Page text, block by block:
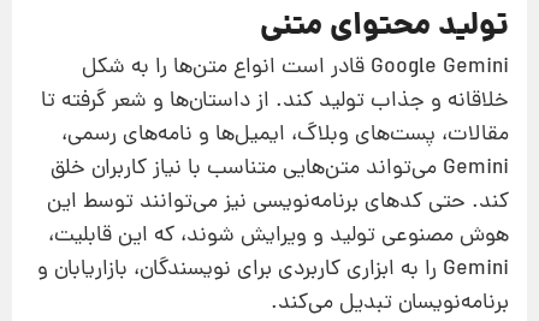
تولید محتوای متنی
Google Gemini قادر است انواع متن‌ها را به شکل
خلاقانه و جذاب تولید کند. از داستان‌ها و شعر گرفته تا
مقالات، پست‌های وبلاگ، ایمیل‌ها و نامه‌های رسمی،
Gemini می‌تواند متن‌هایی متناسب با نیاز کاربران خلق
کند. حتی کدهای برنامه‌نویسی نیز می‌توانند توسط این
هوش مصنوعی تولید و ویرایش شوند، که این قابلیت،
Gemini را به ابزاری کاربردی برای نویسندگان، بازاریابان و
برنامه‌نویسان تبدیل می‌کند.